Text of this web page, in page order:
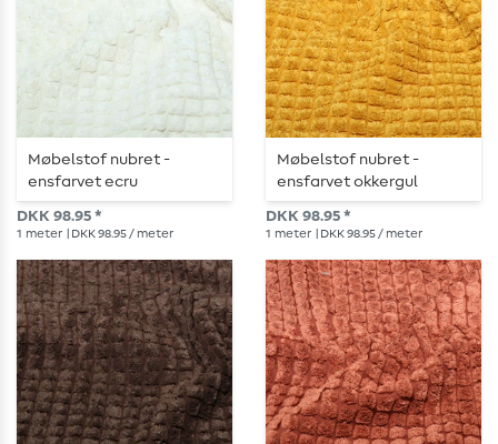
Møbelstof nubret -
ensfarvet ecru
DKK 98.95 *
1 meter | DKK 98.95 / meter
Møbelstof nubret -
ensfarvet okkergul
DKK 98.95 *
1 meter | DKK 98.95 / meter